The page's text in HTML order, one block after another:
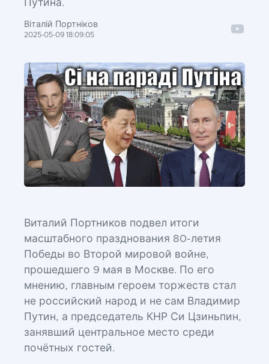
Путина.
Віталій Портніков
2025-05-09 18:09:05
Виталий Портников подвел итоги
масштабного празднования 80-летия
Победы во Второй мировой войне,
прошедшего 9 мая в Москве. По его
мнению, главным героем торжеств стал
не российский народ и не сам Владимир
Путин, а председатель КНР Си Цзиньпин,
занявший центральное место среди
почётных гостей.